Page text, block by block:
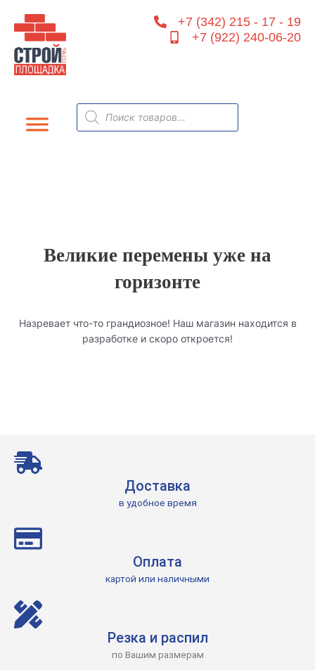
содержимому
+7 (342) 215 - 17 - 19
+7 (922) 240-06-20
Поиск
товаров
Великие перемены уже на
горизонте
Назревает что-то грандиозное! Наш магазин находится в
разработке и скоро откроется!
Доставка
в удобное время
Оплата
картой или наличными
Резка и распил
по Вашим размерам